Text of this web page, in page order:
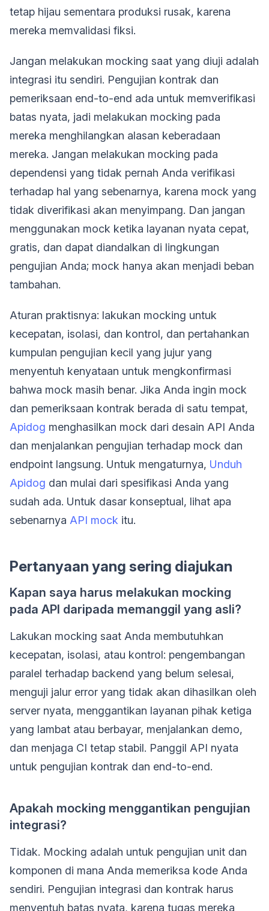
tetap hijau sementara produksi rusak, karena
mereka memvalidasi fiksi.
Jangan melakukan mocking saat yang diuji adalah
integrasi itu sendiri. Pengujian kontrak dan
pemeriksaan end-to-end ada untuk memverifikasi
batas nyata, jadi melakukan mocking pada
mereka menghilangkan alasan keberadaan
mereka. Jangan melakukan mocking pada
dependensi yang tidak pernah Anda verifikasi
terhadap hal yang sebenarnya, karena mock yang
tidak diverifikasi akan menyimpang. Dan jangan
menggunakan mock ketika layanan nyata cepat,
gratis, dan dapat diandalkan di lingkungan
pengujian Anda; mock hanya akan menjadi beban
tambahan.
Aturan praktisnya: lakukan mocking untuk
kecepatan, isolasi, dan kontrol, dan pertahankan
kumpulan pengujian kecil yang jujur yang
menyentuh kenyataan untuk mengkonfirmasi
bahwa mock masih benar. Jika Anda ingin mock
dan pemeriksaan kontrak berada di satu tempat,
Apidog menghasilkan mock dari desain API Anda
dan menjalankan pengujian terhadap mock dan
endpoint langsung. Untuk mengaturnya, Unduh
Apidog dan mulai dari spesifikasi Anda yang
sudah ada. Untuk dasar konseptual, lihat apa
sebenarnya API mock itu.
Pertanyaan yang sering diajukan
Kapan saya harus melakukan mocking
pada API daripada memanggil yang asli?
Lakukan mocking saat Anda membutuhkan
kecepatan, isolasi, atau kontrol: pengembangan
paralel terhadap backend yang belum selesai,
menguji jalur error yang tidak akan dihasilkan oleh
server nyata, menggantikan layanan pihak ketiga
yang lambat atau berbayar, menjalankan demo,
dan menjaga CI tetap stabil. Panggil API nyata
untuk pengujian kontrak dan end-to-end.
Apakah mocking menggantikan pengujian
integrasi?
Tidak. Mocking adalah untuk pengujian unit dan
komponen di mana Anda memeriksa kode Anda
sendiri. Pengujian integrasi dan kontrak harus
menyentuh batas nyata, karena tugas mereka